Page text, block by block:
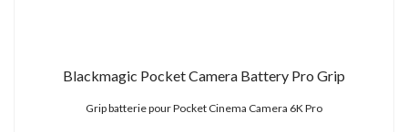
Blackmagic Pocket Camera Battery Pro Grip
Grip batterie pour Pocket Cinema Camera 6K Pro